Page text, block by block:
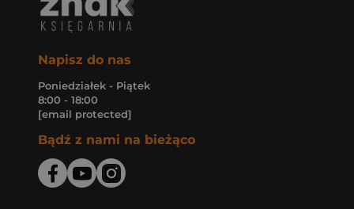
Napisz do nas
Poniedziałek - Piątek
8:00 - 18:00
[email protected]
Bądź z nami na bieżąco